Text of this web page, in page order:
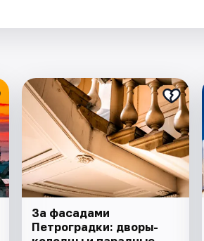
За фасадами
Петроградки: дворы-